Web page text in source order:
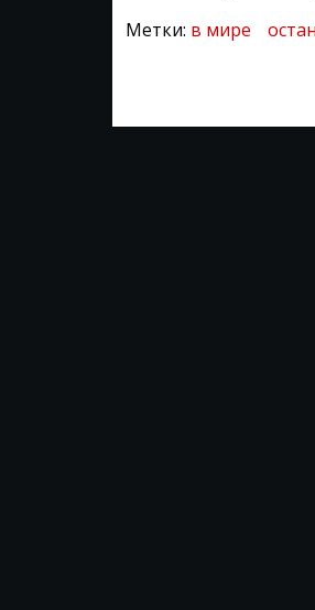
Метки: в мире